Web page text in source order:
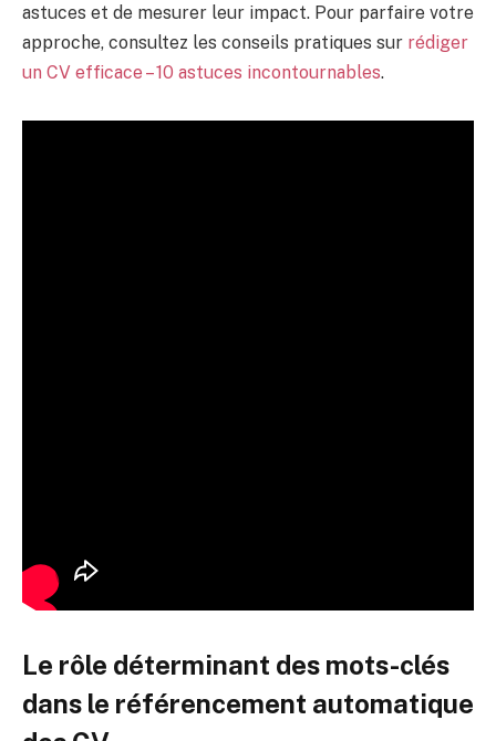
astuces et de mesurer leur impact. Pour parfaire votre
approche, consultez les conseils pratiques sur rédiger
un CV efficace – 10 astuces incontournables.
Le rôle déterminant des mots-clés
dans le référencement automatique